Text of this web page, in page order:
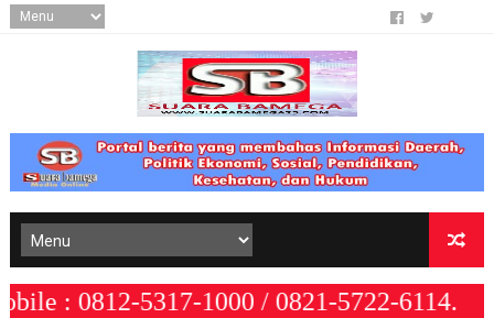
5317-1000 / 0821-5722-6114.